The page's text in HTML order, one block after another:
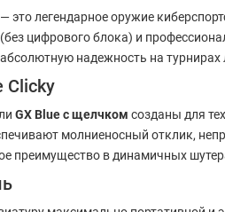
— это легендарное оружие
цифрового блока) и
надежность на турнирах
Clicky
GX Blue с щелчком созданы для
молниеносный отклик,
преимущество в динамичных